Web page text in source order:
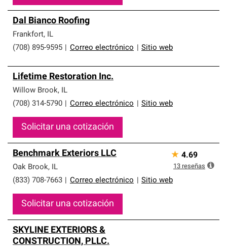
Dal Bianco Roofing
Frankfort, IL
(708) 895-9595
Correo electrónico Sitio web
Lifetime Restoration Inc.
Willow Brook, IL
(708) 314-5790
Correo electrónico Sitio web
Solicitar una cotización
Benchmark Exteriors LLC
Oak Brook, IL
(833) 708-7663
Correo electrónico Sitio web
Solicitar una cotización
★ 4.69
13 reseñas
SKYLINE EXTERIORS &
CONSTRUCTION, PLLC.